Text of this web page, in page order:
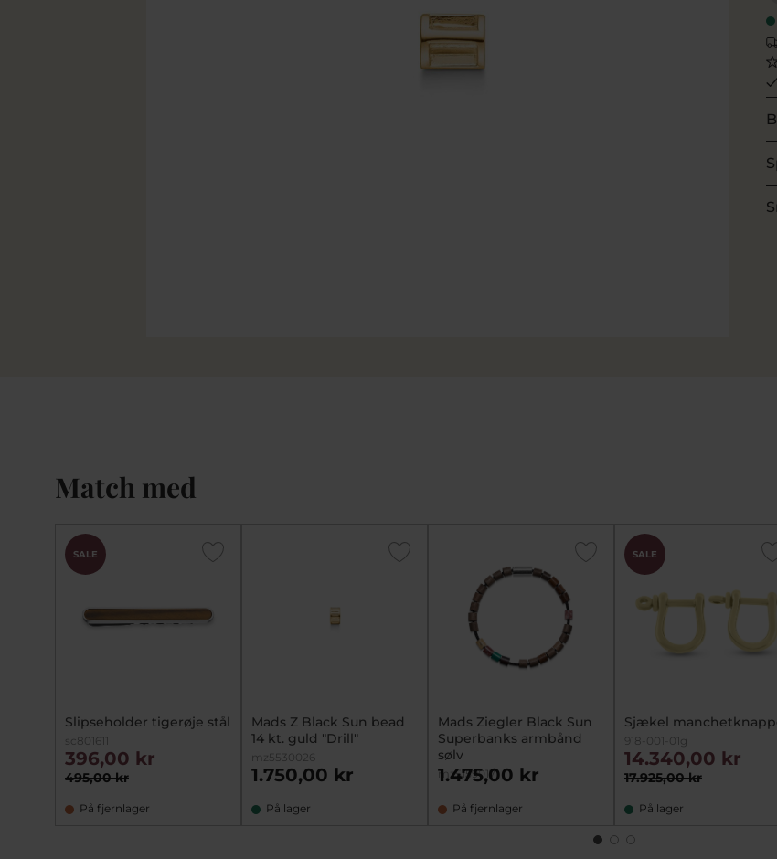
Match med
SALE
Slipseholder tigerøje stål
sc801611
495,00 kr
396,00 kr
På fjernlager
Mads Z Black Sun bead
14 kt. guld "Drill"
mz5530026
1.750,00 kr
På lager
Mads Ziegler Black Sun
Superbanks armbånd
sølv
mz5159017
1.475,00 kr
På fjernlager
SALE
Sjækel
918-001-01g
17.925,00 kr
14.340,00 kr
På lager